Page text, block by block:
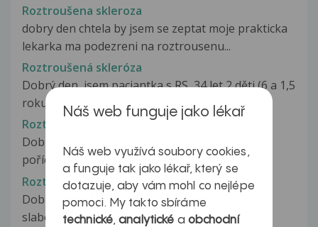
Roztroušena skleroza
dobry den chtela by jsem se zeptat moje prakticka
lekarka ma podezreni na roztrousenu...
Roztroušená skleróza
Dobrý den, jsem paciantka s RS, 34 let 2 děti (6 a 1,5
roku), 175 cm, 62 kg....
Roztroušená skleróza
Dobrý den paní doktorko,moje dcera má RS,
pořídila jsem ji koně. Naše sousedka...
Roztroušená skleróza
Dobrý den, před týdnem jsem začala pociťovat
slabost v pravé části těla. Začalo...
Náš web funguje jako lékař
Náš web využívá soubory cookies,
a funguje tak jako lékař, který se
dotazuje, aby vám mohl co nejlépe
pomoci. My takto sbíráme
technické,analytické a obchodní